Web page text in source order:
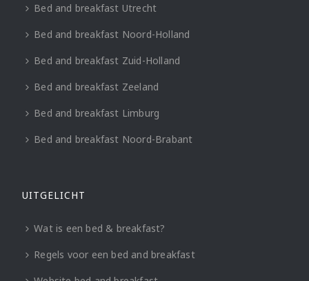
Bed and breakfast Utrecht
Bed and breakfast Noord-Holland
Bed and breakfast Zuid-Holland
Bed and breakfast Zeeland
Bed and breakfast Limburg
Bed and breakfast Noord-Brabant
UITGELICHT
Wat is een bed & breakfast?
Regels voor een bed and breakfast